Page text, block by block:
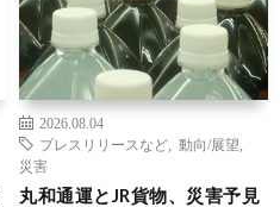
2026.08.04
プレスリリースなど
動向/展望
災害
丸和通運とJR貨物、災害予見